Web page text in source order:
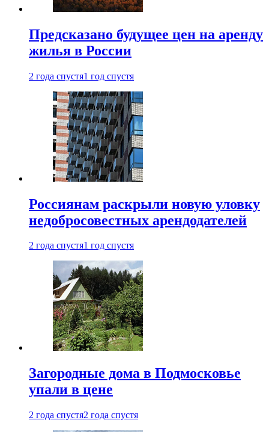
Предсказано будущее цен на аренду
жилья в России
2 года спустя1 год спустя
Россиянам раскрыли новую уловку
недобросовестных арендодателей
2 года спустя1 год спустя
Загородные дома в Подмосковье
упали в цене
2 года спустя2 года спустя